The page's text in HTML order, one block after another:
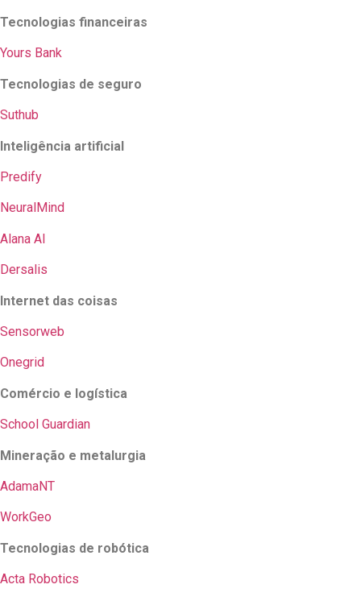
Tecnologias financeiras
Yours Bank
Tecnologias de seguro
Suthub
Inteligência artificial
Predify
NeuralMind
Alana AI
Dersalis
Internet das coisas
Sensorweb
Onegrid
Comércio e logística
School Guardian
Mineração e metalurgia
AdamaNT
WorkGeo
Tecnologias de robótica
Acta Robotics